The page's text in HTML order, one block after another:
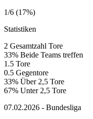
1/6 (17%)
Statistiken
2 Gesamtzahl Tore
33% Beide Teams treffen
1.5 Tore
0.5 Gegentore
33% Über 2,5 Tore
67% Unter 2,5 Tore
07.02.2026 - Bundesliga